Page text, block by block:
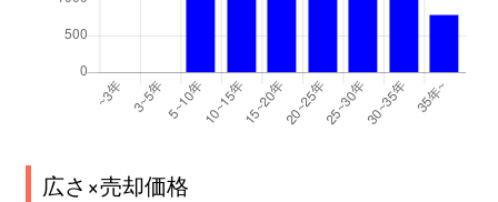
広さ×売却価格